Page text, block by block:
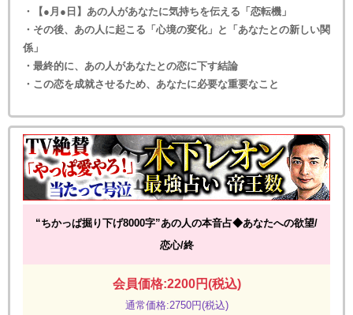
・【●月●日】あの人があなたに気持ちを伝える「恋転機」
・その後、あの人に起こる「心境の変化」と「あなたとの新しい関
係」
・最終的に、あの人があなたとの恋に下す結論
・この恋を成就させるため、あなたに必要な重要なこと
“ちかっぱ掘り下げ8000字”あの人の本音占◆あなたへの欲望/
恋心/終
会員価格:2200円(税込)
通常価格:2750円(税込)